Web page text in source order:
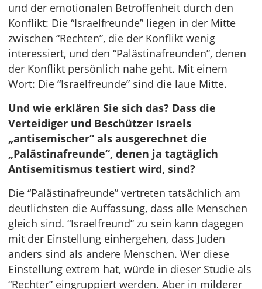
und der emotionalen Betroffenheit durch den
Konflikt: Die “Israelfreunde” liegen in der Mitte
zwischen “Rechten”, die der Konflikt wenig
interessiert, und den “Palästinafreunden”, denen
der Konflikt persönlich nahe geht. Mit einem
Wort: Die “Israelfreunde” sind die laue Mitte.
Und wie erklären Sie sich das? Dass die
Verteidiger und Beschützer Israels
„antisemischer“ als ausgerechnet die
„Palästinafreunde“, denen ja tagtäglich
Antisemitismus testiert wird, sind?
Die “Palästinafreunde” vertreten tatsächlich am
deutlichsten die Auffassung, dass alle Menschen
gleich sind. “Israelfreund” zu sein kann dagegen
mit der Einstellung einhergehen, dass Juden
anders sind als andere Menschen. Wer diese
Einstellung extrem hat, würde in dieser Studie als
“Rechter” eingruppiert werden. Aber in milderer